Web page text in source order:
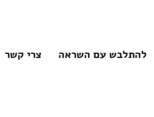
להתלבש עם השראה צרי קשר